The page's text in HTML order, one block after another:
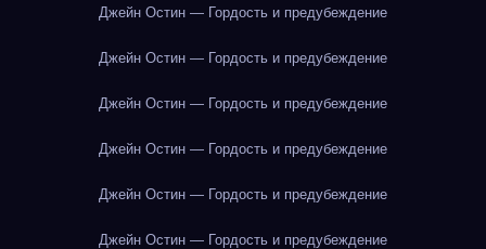
Джейн Остин — Гордость и предубеждение
Джейн Остин — Гордость и предубеждение
Джейн Остин — Гордость и предубеждение
Джейн Остин — Гордость и предубеждение
Джейн Остин — Гордость и предубеждение
Джейн Остин — Гордость и предубеждение